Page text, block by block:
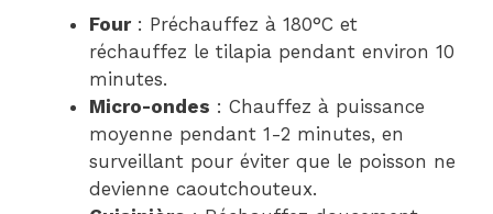
Four: Préchauffez à 180°C et
réchauffez le tilapia pendant environ 10
minutes.
Micro-ondes : Chauffez à puissance
moyenne pendant 1-2 minutes, en
surveillant pour éviter que le poisson ne
devienne caoutchouteux.